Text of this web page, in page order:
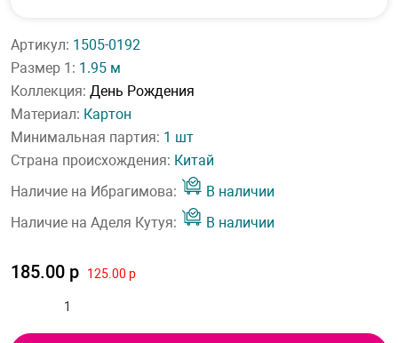
Артикул: 1505-0192
Размер 1: 1.95 м
Коллекция: День Рождения
Материал: Картон
Минимальная партия: 1 шт
Страна происхождения: Китай
Наличие на Ибрагимова:
В наличии
Наличие на Аделя Кутуя:
В наличии
185.00 р 125.00 р